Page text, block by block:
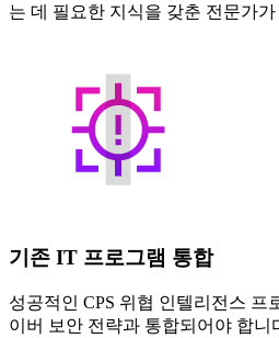
는 데 필요한 지식을 갖춘 전문가
기존 IT 프로그램 통합
성공적인 CPS 위협 인텔리전스 프
이버 보안 전략과 통합되어야 합니